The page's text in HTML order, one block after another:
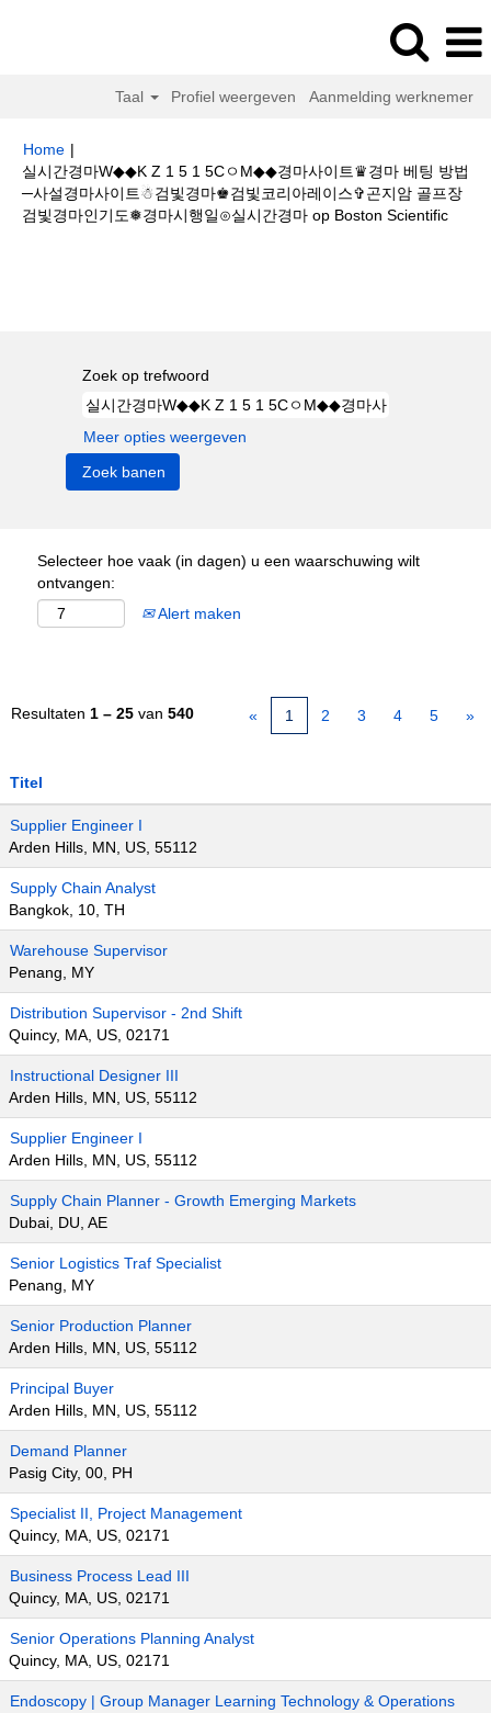
Taal Profiel weergeven Aanmelding werknemer
Home |
실시간경마W◆◆K Z 1 5 1 5CㅇM◆◆경마사이트♛경마 베팅 방법
─사설경마사이트☃검빛경마♚검빛코리아레이스✞곤지암 골프장
검빛경마인기도❅경마시행일⊙실시간경마 op Boston Scientific
Zoek op trefwoord
Meer opties weergeven
Selecteer hoe vaak (in dagen) u een waarschuwing wilt
ontvangen:
Alert maken
Resultaten 1 – 25 van 540 « 1 2 3 4 5 »
Titel
Supplier Engineer I
Arden Hills, MN, US, 55112
Supply Chain Analyst
Bangkok, 10, TH
Warehouse Supervisor
Penang, MY
Distribution Supervisor - 2nd Shift
Quincy, MA, US, 02171
Instructional Designer III
Arden Hills, MN, US, 55112
Supplier Engineer I
Arden Hills, MN, US, 55112
Supply Chain Planner - Growth Emerging Markets
Dubai, DU, AE
Senior Logistics Traf Specialist
Penang, MY
Senior Production Planner
Arden Hills, MN, US, 55112
Principal Buyer
Arden Hills, MN, US, 55112
Demand Planner
Pasig City, 00, PH
Specialist II, Project Management
Quincy, MA, US, 02171
Business Process Lead III
Quincy, MA, US, 02171
Senior Operations Planning Analyst
Quincy, MA, US, 02171
Endoscopy | Group Manager Learning Technology & Operations